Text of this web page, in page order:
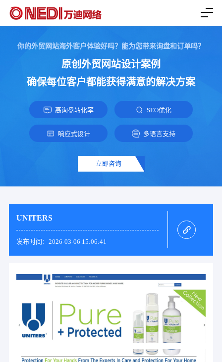
你的外贸网站海外客户体验好吗？能为您带来询盘和订单吗？
原创外贸网站设计案例
确保每位客户都能获得满意的解决方案
高询盘转化率 SEO优化
响应式设计 多语言支持
立即咨询
UNITERS
发布时间：2026-03-06 15:06:41